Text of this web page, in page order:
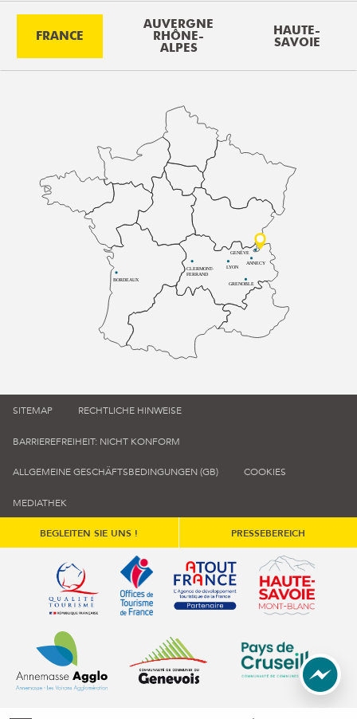
FRANCE
AUVERGNE
RHÔNE-
ALPES
HAUTE-
SAVOIE
BORDEAUX
CLERMONT-
FERRAND
LYON
ANNECY
GRENOBLE
GENÈVE
SITEMAP RECHTLICHE HINWEISE
BARRIEREFREIHEIT: NICHT KONFORM
ALLGEMEINE GESCHÄFTSBEDINGUNGEN (GB) COOKIES
MEDIATHEK
BEGLEITEN SIE UNS ! PRESSEBEREICH
Qualité tourisme (s'ouvre dans une nouvelle fenêtre)
Office de tourisme de France (s'ouvre
Atout France (s'ouvre dans
Annemasse Agglo (s'ouvre dans une nouvelle fenêtre)
Communauté de communes du
Communauté de